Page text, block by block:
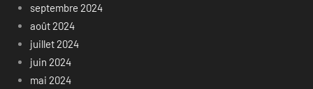
septembre 2024
août 2024
juillet 2024
juin 2024
mai 2024